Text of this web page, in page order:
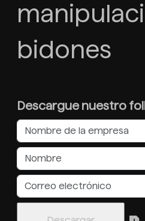
bidones
Descargue nuestro